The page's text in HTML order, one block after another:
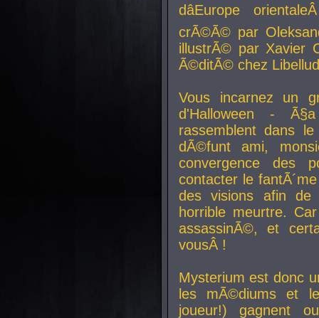
dâEurope
crÃ©Ã© par
illustrÃ© par Xavier
Ã©ditÃ© chez
Vous incarnez un
d'Halloween -
rassemblent dans
dÃ©funt ami,
convergence des
contacter le
des visions afin
horrible meurtre.
assassinÃ©, et
vousÂ !
Mysterium est donc
les mÃ©diums et
joueur!) gagnent